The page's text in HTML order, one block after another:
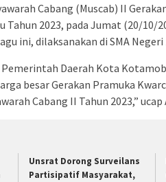
Cabang (Muscab) II
2023, pada Jumat (20/10/
ini, dilaksanakan di SMA
Pemerintah Daerah Kota
besar Gerakan Pramuka
Cabang II Tahun 2023,” ucap
Unsrat Dorong Surveilans
Partisipatif Masyarakat,